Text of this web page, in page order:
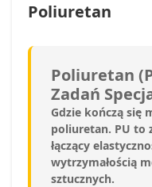
Poliuretan
Poliuretan
Zadań
Gdzie kończą się
poliuretan. PU to
łączący
wytrzymałością
sztucznych.